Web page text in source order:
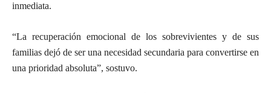
inmediata.
“La recuperación emocional de los sobrevivientes y de sus
familias dejó de ser una necesidad secundaria para convertirse en
una prioridad absoluta”, sostuvo.